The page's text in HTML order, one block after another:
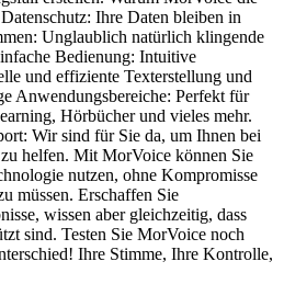
Ihre Daten bleiben in
Unglaublich natürlich klingende
Bedienung: Intuitive
und effiziente Texterstellung und
Anwendungsbereiche: Perfekt für
Hörbücher und vieles mehr.
Wir sind für Sie da, um Ihnen bei
helfen. Mit MorVoice können Sie
nutzen, ohne Kompromisse
müssen. Erschaffen Sie
wissen aber gleichzeitig, dass
sind. Testen Sie MorVoice noch
Ihre Stimme, Ihre Kontrolle,